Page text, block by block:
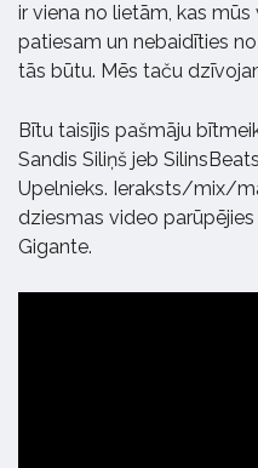
ir viena no lietām, kas
patiesam un nebaidīties
tās būtu. Mēs taču
Bītu taisījis pašmāju
Sandis Siliņš jeb
Upelnieks. Ieraksts/mix/
dziesmas video
Gigante.